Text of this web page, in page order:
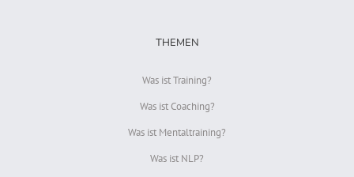
THEMEN
Was ist Training?
Was ist Coaching?
Was ist Mentaltraining?
Was ist NLP?